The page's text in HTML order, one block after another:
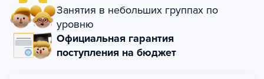
Занятия в небольших группах по
уровню
Официальная гарантия
поступления на бюджет